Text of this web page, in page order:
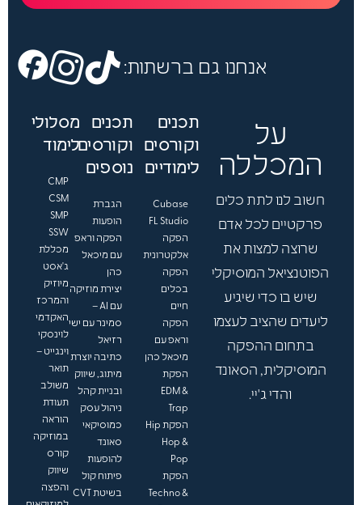
אנחנו גם ברשתות:
על
המכללה
חשוב לנו לתת כלים
פרקטיים לכל אדם
שרוצה למצות את
הפוטנציאל המוסיקלי
שיש בו כדי שיגיע
ליעדים שהציב לעצמו
בתחום ההפקה
המוסיקלית, הסאונד
והדי ג'יי.
תכנים
וקורסים
לימודיים
Cubase
FL Studio
הפקה
אלקטרונית
הפקה
בכלים
חיים
הפקה
וראפ עם
מיכאל כהן
הפקת
EDM &
Trap
הפקת Hip
Hop &
Pop
הפקת
Techno &
תכנים
וקורסים
נוספים
הגברת
הופעות
הפקה וראפ
עם מיכאל
כהן
יצירת מוזיקה
עם AI –
סמינר עם ישי
רזיאל
כתיבה יוצרת
מיתוג, שיווק
ובניית קהל
ניהול עסק
כמוסיקאי
סאונד
להופעות
פיתוח קול
בשיטת CVT
מסלולי
לימוד
CMP
CSM
SMP
SSW
מכללת
ג'אסט
מיוזיק
והמרכז
האקדמי
לוינסקי
וינגייט –
תואר
משולב
תעודת
הוראה
במוזיקה
קורס
שיווק
והפצה